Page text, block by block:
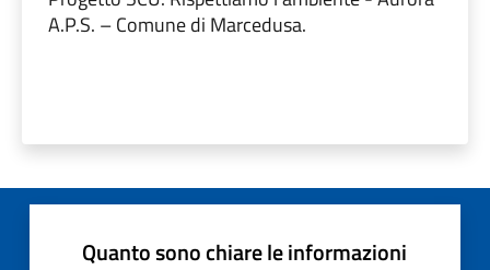
A.P.S. – Comune di Marcedusa.
Quanto sono chiare le informazioni